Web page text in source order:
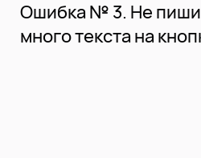
Ошибка № 3. Не
много текста на